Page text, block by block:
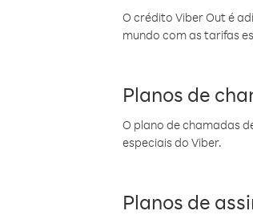
O crédito Viber Out é
mundo com as tarifas
Planos de
O plano de chamadas
especiais do Viber.
Planos de